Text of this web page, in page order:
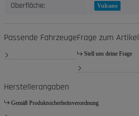
Oberfläche: Vulcano
Passende FahrzeugeFrage zum Artikel
Stell uns deine Frage
Herstellerangaben
Gemäß Produktsicherheitsverordnung